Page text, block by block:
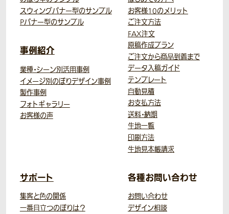
スウィングバナー型のサンプル
Pバナー型のサンプル
事例紹介
業種・シーン別活用事例
イメージ別のぼりデザイン事例
製作事例
フォトギャラリー
お客様の声
お客様10のメリット
ご注文方法
FAX注文
原稿作成プラン
ご注文から商品到着まで
データ入稿ガイド
テンプレート
自動見積
お支払方法
送料・納期
生地一覧
印刷方法
生地見本帳請求
サポート
集客と色の関係
一番目立つのぼりは？
各種お問い合わせ
お問い合わせ
デザイン相談